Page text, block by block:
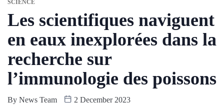
SCIENCE
Les scientifiques naviguent
en eaux inexplorées dans la
recherche sur
l’immunologie des poissons
By News Team 2 December 2023